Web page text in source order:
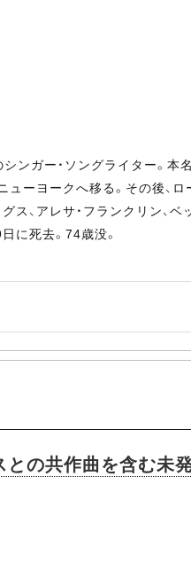
ガー・ソングライター。
ューヨークへ移る。その後
ス、アレサ・フランクリン
に死去。74歳没。
との共作曲を含む未